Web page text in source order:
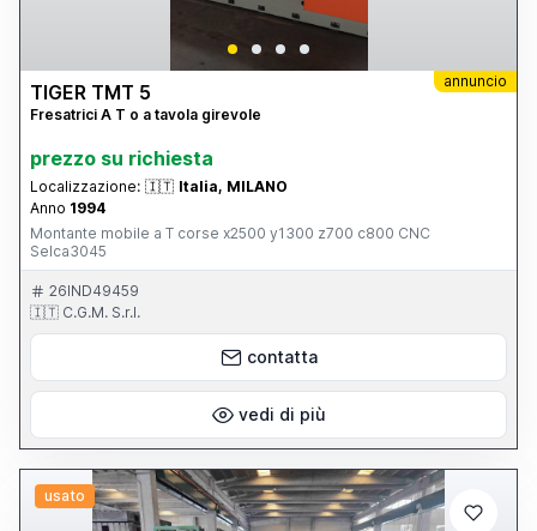
annuncio
TIGER TMT 5
Fresatrici A T o a tavola girevole
prezzo su richiesta
Localizzazione: 🇮🇹 Italia, MILANO
Anno 1994
Montante mobile a T corse x2500 y1300 z700 c800 CNC
Selca3045
26IND49459
🇮🇹 C.G.M. S.r.l.
contatta
vedi di più
usato